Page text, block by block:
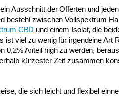
Ausschnitt der Offerten und
besteht zwischen Vollspektrum
CBD und einem Isolat, die
viel zu wenig für irgendeine Art
0,2% Anteil high zu werden,
kürzester Zeit zusammen
die sich leicht und flexibel